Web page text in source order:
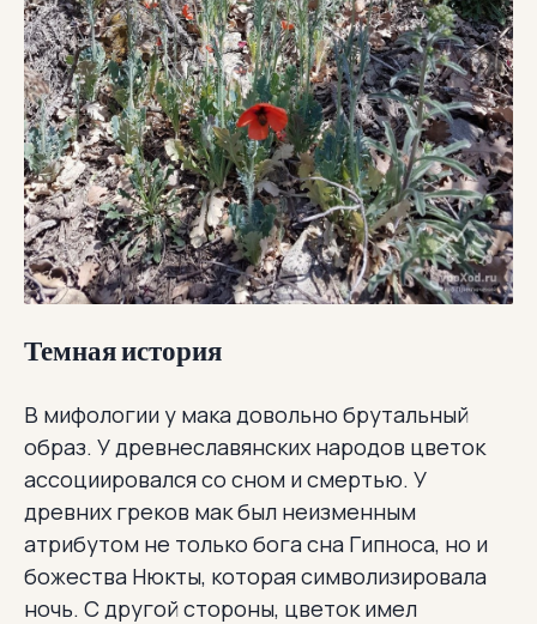
Темная история
В мифологии у мака довольно брутальный
образ. У древнеславянских народов цветок
ассоциировался со сном и смертью. У
древних греков мак был неизменным
атрибутом не только бога сна Гипноса, но и
божества Нюкты, которая символизировала
ночь. С другой стороны, цветок имел